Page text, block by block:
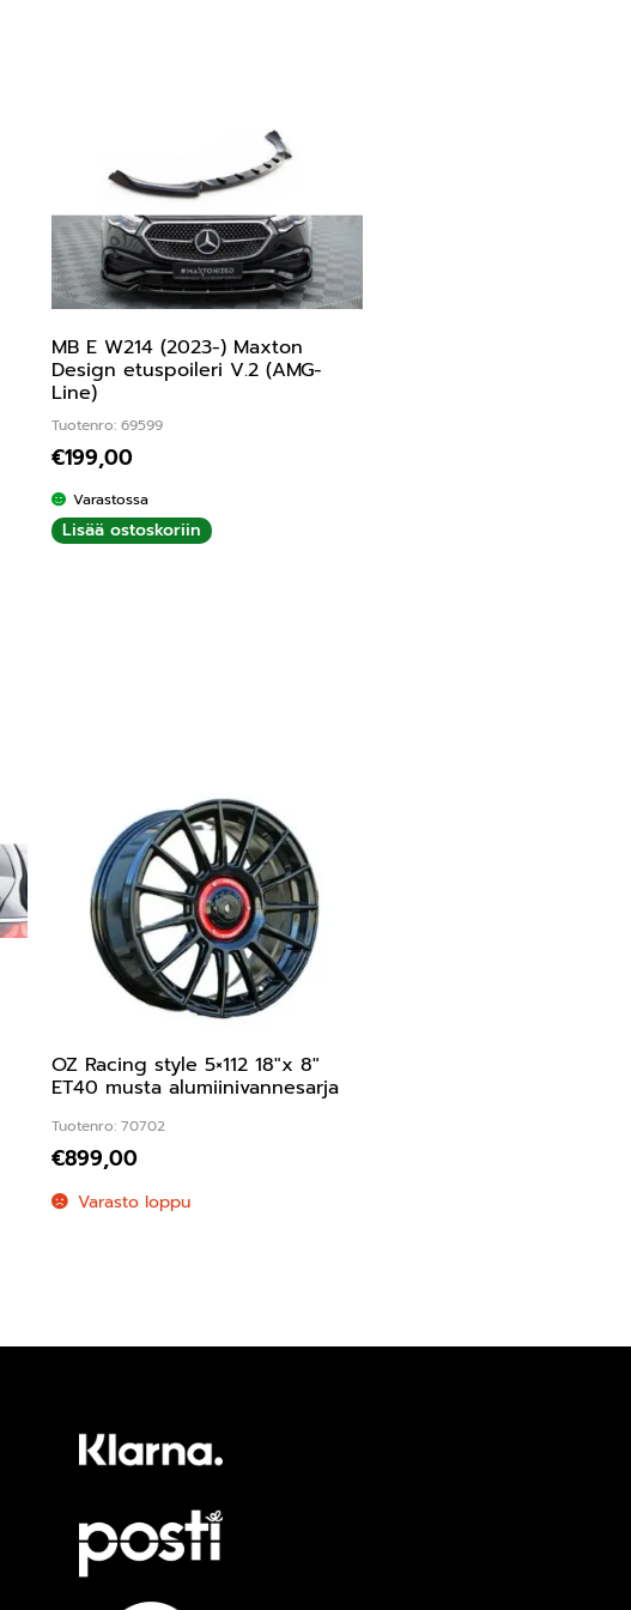
MB E W214 (2023-) Maxton
Design etuspoileri V.2 (AMG-
Line)
Tuotenro: 69599
€199,00
Varastossa
Lisää ostoskoriin
OZ Racing style 5×112 18″x 8″
ET40 musta alumiinivannesarja
Tuotenro: 70702
€899,00
Varasto loppu